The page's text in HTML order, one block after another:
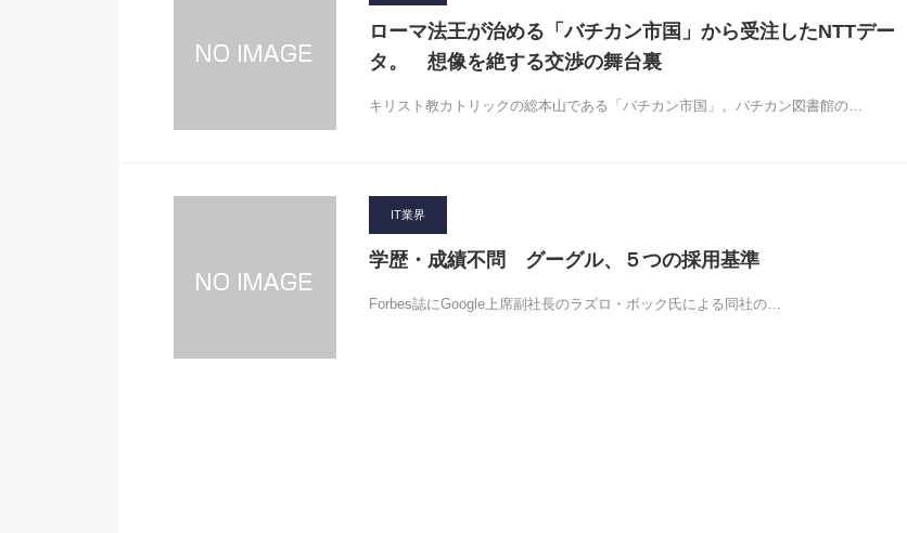
ローマ法王が治める「バチカン市国」から受注したNTTデー
タ。 想像を絶する交渉の舞台裏
キリスト教カトリックの総本山である「バチカン市国」。バチカン図書館の…
IT業界
学歴・成績不問 グーグル、５つの採用基準
Forbes誌にGoogle上席副社長のラズロ・ボック氏による同社の…